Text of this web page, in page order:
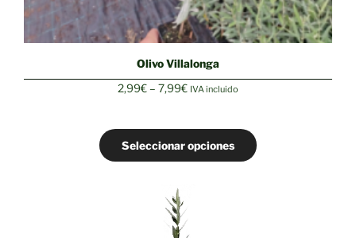
Olivo Villalonga
2,99€– 7,99€Rango
desde
IVA incluido
Seleccionar opciones